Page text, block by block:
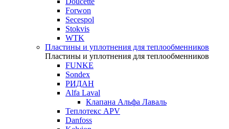
Forwon
Secespol
Stokvis
WTK
Пластины и уплотнения для теплообменников
Пластины и уплотнения для теплообменников
FUNKE
Sondex
РИДАН
Alfa Laval
Клапана Альфа Лаваль
Теплотекс APV
Danfoss